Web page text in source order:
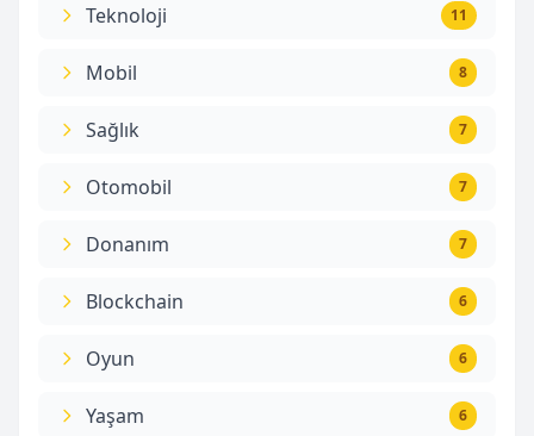
Teknoloji 11
Mobil 8
Sağlık 7
Otomobil 7
Donanım 7
Blockchain 6
Oyun 6
Yaşam 6